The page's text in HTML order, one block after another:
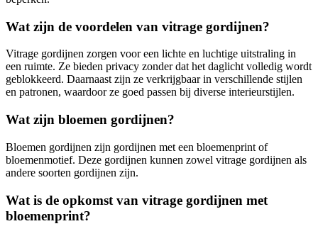
Wat zijn de voordelen van vitrage gordijnen?
Vitrage gordijnen zorgen voor een lichte en luchtige uitstraling in
een ruimte. Ze bieden privacy zonder dat het daglicht volledig wordt
geblokkeerd. Daarnaast zijn ze verkrijgbaar in verschillende stijlen
en patronen, waardoor ze goed passen bij diverse interieurstijlen.
Wat zijn bloemen gordijnen?
Bloemen gordijnen zijn gordijnen met een bloemenprint of
bloemenmotief. Deze gordijnen kunnen zowel vitrage gordijnen als
andere soorten gordijnen zijn.
Wat is de opkomst van vitrage gordijnen met
bloemenprint?